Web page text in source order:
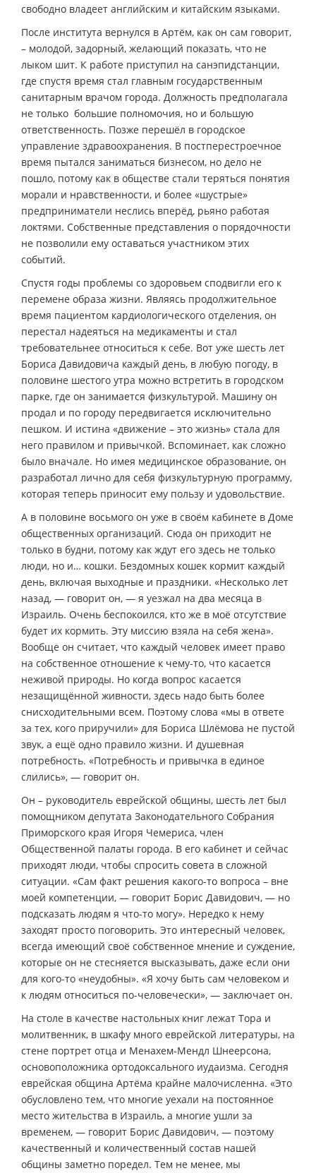
свободно владеет английским и китайским языками.
После института вернулся в Артём, как он сам говорит,
– молодой, задорный, желающий показать, что не
лыком шит. К работе приступил на санэпидстанции,
где спустя время стал главным государственным
санитарным врачом города. Должность предполагала
не только большие полномочия, но и большую
ответственность. Позже перешёл в городское
управление здравоохранения. В постперестроечное
время пытался заниматься бизнесом, но дело не
пошло, потому как в обществе стали теряться понятия
морали и нравственности, и более «шустрые»
предприниматели неслись вперёд, рьяно работая
локтями. Собственные представления о порядочности
не позволили ему оставаться участником этих
событий.
Спустя годы проблемы со здоровьем сподвигли его к
перемене образа жизни. Являясь продолжительное
время пациентом кардиологического отделения, он
перестал надеяться на медикаменты и стал
требовательнее относиться к себе. Вот уже шесть лет
Бориса Давидовича каждый день, в любую погоду, в
половине шестого утра можно встретить в городском
парке, где он занимается физкультурой. Машину он
продал и по городу передвигается исключительно
пешком. И истина «движение – это жизнь» стала для
него правилом и привычкой. Вспоминает, как сложно
было вначале. Но имея медицинское образование, он
разработал лично для себя физкультурную программу,
которая теперь приносит ему пользу и удовольствие.
А в половине восьмого он уже в своём кабинете в Доме
общественных организаций. Сюда он приходит не
только в будни, потому как ждут его здесь не только
люди, но и… кошки. Бездомных кошек кормит каждый
день, включая выходные и праздники. «Несколько лет
назад, — говорит он, — я уезжал на два месяца в
Израиль. Очень беспокоился, кто же в моё отсутствие
будет их кормить. Эту миссию взяла на себя жена».
Вообще он считает, что каждый человек имеет право
на собственное отношение к чему-то, что касается
неживой природы. Но когда вопрос касается
незащищённой живности, здесь надо быть более
снисходительными всем. Поэтому слова «мы в ответе
за тех, кого приручили» для Бориса Шлёмова не пустой
звук, а ещё одно правило жизни. И душевная
потребность. «Потребность и привычка в единое
слились», — говорит он.
Он – руководитель еврейской общины, шесть лет был
помощником депутата Законодательного Собрания
Приморского края Игоря Чемериса, член
Общественной палаты города. В его кабинет и сейчас
приходят люди, чтобы спросить совета в сложной
ситуации. «Сам факт решения какого-то вопроса – вне
моей компетенции, — говорит Борис Давидович, — но
подсказать людям я что-то могу». Нередко к нему
заходят просто поговорить. Это интересный человек,
всегда имеющий своё собственное мнение и суждение,
которые он не стесняется высказывать, даже если они
для кого-то «неудобны». «Я хочу быть сам человеком и
к людям относиться по-человечески», — заключает он.
На столе в качестве настольных книг лежат Тора и
молитвенник, в шкафу много еврейской литературы, на
стене портрет отца и Менахем-Мендл Шнеерсона,
основоположника ортодоксального иудаизма. Сегодня
еврейская община Артёма крайне малочисленна. «Это
обусловлено тем, что многие уехали на постоянное
место жительства в Израиль, а многие ушли за
временем, — говорит Борис Давидович, — поэтому
качественный и количественный состав нашей
общины заметно поредел. Тем не менее, мы